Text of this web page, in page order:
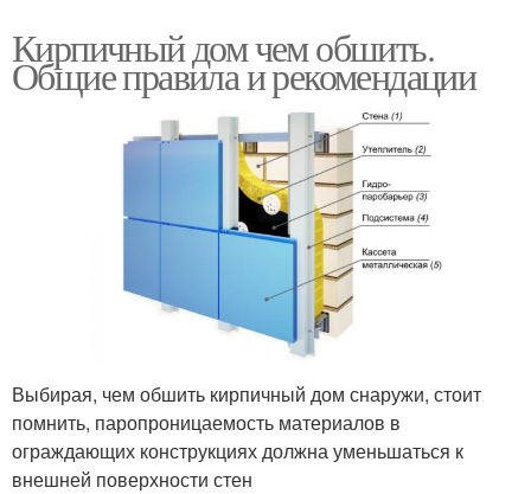
Кирпичный дом чем обшить.
Общие правила и рекомендации
Выбирая, чем обшить кирпичный дом снаружи, стоит
помнить, паропроницаемость материалов в
ограждающих конструкциях должна уменьшаться к
внешней поверхности стен